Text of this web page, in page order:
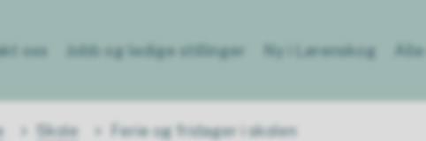
oss Jobb og ledige stillinger Ny i Lørenskog
Skole Ferie og fridager i skolen